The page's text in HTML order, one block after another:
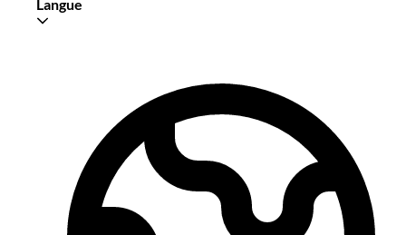
Langue